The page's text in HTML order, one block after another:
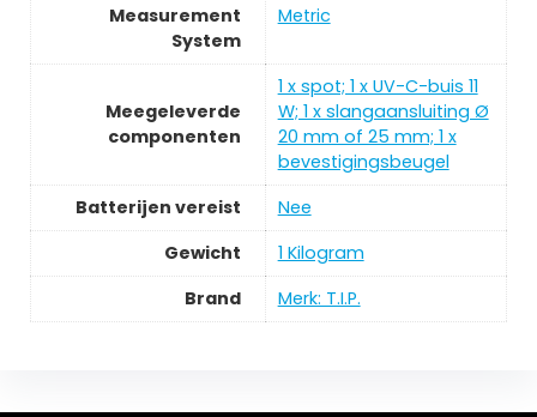
Measurement
System
‎Metric
Meegeleverde
componenten
‎1 x spot; 1 x UV-C-buis 11
W; 1 x slangaansluiting Ø
20 mm of 25 mm; 1 x
bevestigingsbeugel
Batterijen vereist
‎Nee
Gewicht
‎1 Kilogram
Brand
Merk: T.I.P.